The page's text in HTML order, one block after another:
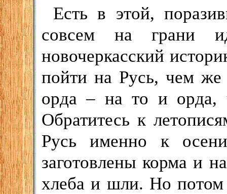
Есть в этой,
совсем на грани
новочеркасский
пойти на Русь, чем
орда – на то и орда,
Обратитесь к
Русь именно к
заготовлены корма и
хлеба и шли. Но потом